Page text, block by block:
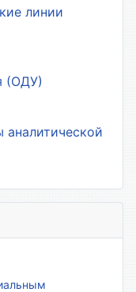
линии
(ОДУ)
аналитической